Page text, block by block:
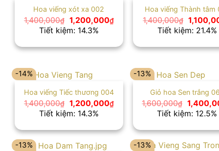
Hoa viếng xót xa 002
1,400,000₫ Giá
gốc
là:
1,200,000₫Giá
hiện
là:
1,200,000₫.
Tiết kiệm: 14.3%
Hoa viếng Thành tâm
1,400,000₫ Giá
gốc
là:
Tiết kiệm: 21.4%
-14%
Hoa viếng Tiếc thương 004
1,400,000₫ Giá
gốc
là:
1,200,000₫Giá
hiện
là:
1,200,000₫.
Tiết kiệm: 14.3%
-13%
Giỏ hoa Sen trắng
1,600,000₫ Giá
gốc
là:
Tiết kiệm: 12.5%
-13% -13%